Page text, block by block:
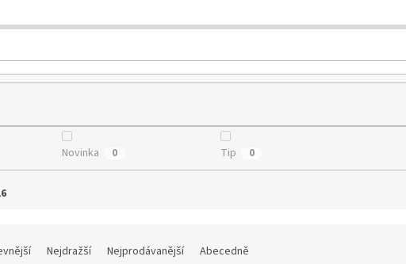
Novinka 0 Tip 0
Nejdražší Nejprodávanější Abecedně